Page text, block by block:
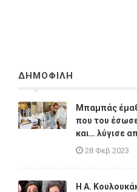
ΔΗΜΟΦΙΛΗ
Μπαμπάς
που του
και… λύγισε
28 Φεβ 2023
Η A.